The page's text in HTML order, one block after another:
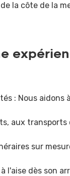
la côte de la
: Nous aidons
aux transports
sur
l'aise dès son